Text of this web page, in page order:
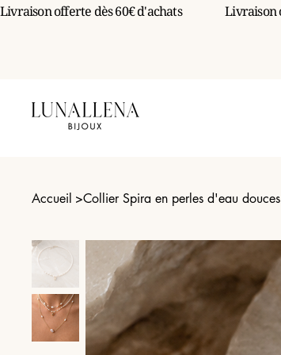
Accueil >Collier Spira en perles d'eau douces
Livraison offerte dès 60€ d'achats